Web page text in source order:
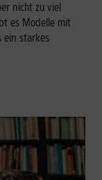
nicht zu viel
es Modelle mit
ein starkes